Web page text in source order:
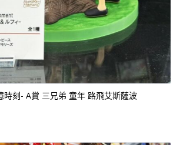
刻- A賞 三兄弟 童年 路飛艾斯薩波